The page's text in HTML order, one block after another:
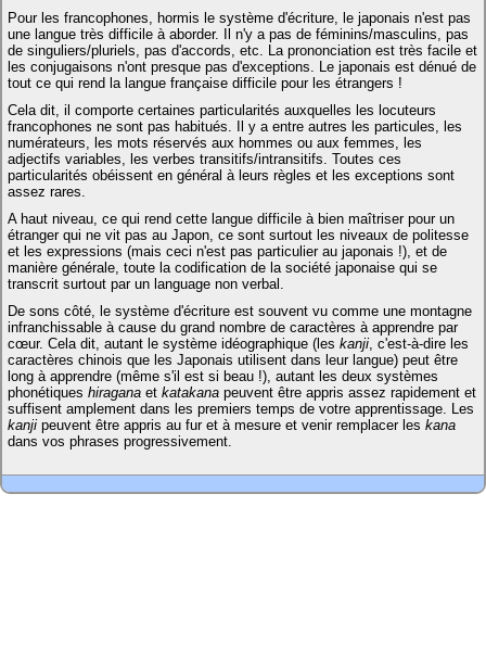
Pour les francophones, hormis le système d'écriture, le japonais n'est pas
une langue très difficile à aborder. Il n'y a pas de féminins/masculins, pas
de singuliers/pluriels, pas d'accords, etc. La prononciation est très facile et
les conjugaisons n'ont presque pas d'exceptions. Le japonais est dénué de
tout ce qui rend la langue française difficile pour les étrangers !
Cela dit, il comporte certaines particularités auxquelles les locuteurs
francophones ne sont pas habitués. Il y a entre autres les particules, les
numérateurs, les mots réservés aux hommes ou aux femmes, les
adjectifs variables, les verbes transitifs/intransitifs. Toutes ces
particularités obéissent en général à leurs règles et les exceptions sont
assez rares.
A haut niveau, ce qui rend cette langue difficile à bien maîtriser pour un
étranger qui ne vit pas au Japon, ce sont surtout les niveaux de politesse
et les expressions (mais ceci n'est pas particulier au japonais !), et de
manière générale, toute la codification de la société japonaise qui se
transcrit surtout par un language non verbal.
De sons côté, le système d'écriture est souvent vu comme une montagne
infranchissable à cause du grand nombre de caractères à apprendre par
cœur. Cela dit, autant le système idéographique (les kanji, c'est-à-dire les
caractères chinois que les Japonais utilisent dans leur langue) peut être
long à apprendre (même s'il est si beau !), autant les deux systèmes
phonétiques hiragana et katakana peuvent être appris assez rapidement et
suffisent amplement dans les premiers temps de votre apprentissage. Les
kanji peuvent être appris au fur et à mesure et venir remplacer les kana
dans vos phrases progressivement.